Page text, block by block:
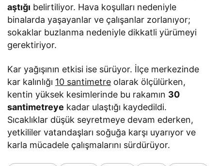
aştığı belirtiliyor. Hava koşulları nedeniyle
binalarda yaşayanlar ve çalışanlar zorlanıyor;
sokaklar buzlanma nedeniyle dikkatli yürümeyi
gerektiriyor.
Kar yağışının etkisi ise sürüyor. İlçe merkezinde
kar kalınlığı 10 santimetre olarak ölçülürken,
kentin yüksek kesimlerinde bu rakamın 30
santimetreye kadar ulaştığı kaydedildi.
Sıcaklıklar düşük seyretmeye devam ederken,
yetkililer vatandaşları soğuğa karşı uyarıyor ve
karla mücadele çalışmalarını sürdürüyor.